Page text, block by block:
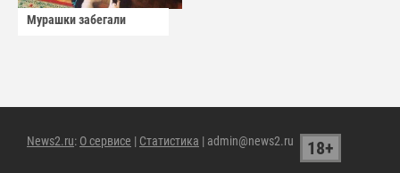
Мурашки забегали
News2.ru: О сервисе | Статистика | admin@news2.ru 18+